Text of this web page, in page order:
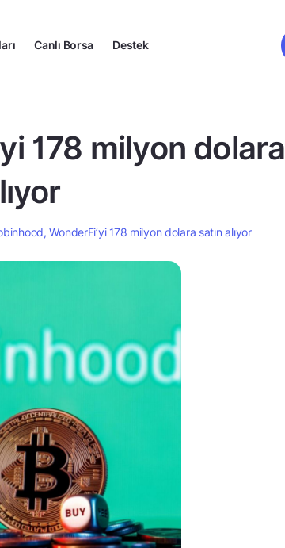
Canlı Borsa Destek
178 milyon dolara
WonderFi’yi 178 milyon dolara satın alıyor